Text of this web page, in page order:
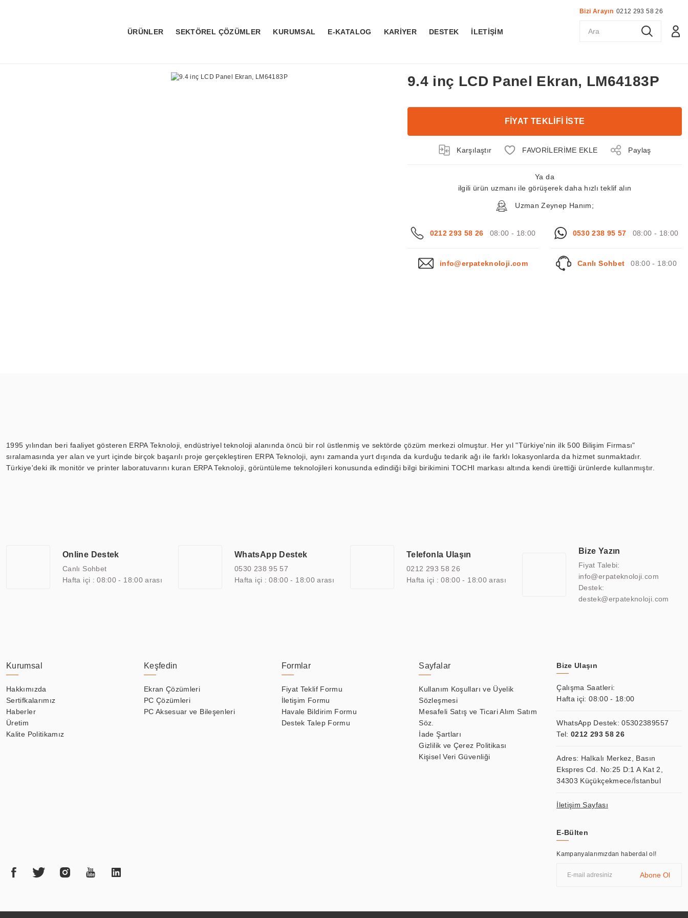
ÜRÜNLER SEKTÖREL ÇÖZÜMLER KURUMSAL E-KATALOG KARİYER DESTEK İLETİŞİM
Bizi Arayın 0212 293 58 26
9.4 inç LCD Panel Ekran, LM64183P
FİYAT TEKLİFİ İSTE
Karşılaştır Paylaş
Ya da
ilgili ürün uzmanı ile görüşerek daha hızlı teklif alın
Uzman Zeynep Hanım;
0212 293 58 26 08:00 - 18:00 0530 238 95 57 08:00 - 18:00
info@erpateknoloji.com Canlı Sohbet 08:00 - 18:00
1995 yılından beri faaliyet gösteren ERPA Teknoloji, endüstriyel teknoloji alanında öncü bir rol üstlenmiş ve sektörde çözüm merkezi olmuştur. Her yıl "Türkiye'nin ilk 500 Bilişim Firması"
sıralamasında yer alan ve yurt içinde birçok başarılı proje gerçekleştiren ERPA Teknoloji, aynı zamanda yurt dışında da kurduğu tedarik ağı ile farklı lokasyonlarda da hizmet sunmaktadır.
Türkiye'deki ilk monitör ve printer laboratuvarını kuran ERPA Teknoloji, görüntüleme teknolojileri konusunda edindiği bilgi birikimini TOCHI markası altında kendi ürettiği ürünlerde kullanmıştır.
arasında yer almaktadır. ERPA Teknoloji, uluslararası standartlarda kalite belgelerine ve sertifikalara sahip olup, etik değerlere bağlı bir şekilde hareket etmektedir. Kaliteli ekipmanı, uzman kadroları,
yılların getirdiği bilgi ve tecrübe ile birleştiren ERPA Teknoloji, özel çözümleri ile iş ortaklarının öne çıkmasına ve sürekli gelişimine katkı sağlamaktadır.
Online Destek
Canlı Sohbet
Hafta içi : 08:00 - 18:00 arası
WhatsApp Destek
0530 238 95 57
Hafta içi : 08:00 - 18:00 arası
Telefonla Ulaşın
0212 293 58 26
Hafta içi : 08:00 - 18:00 arası
Bize Yazın
Fiyat Talebi:
info@erpateknoloji.com
Destek:
destek@erpateknoloji.com
Kurumsal
Hakkımızda
Sertifkalarımız
Haberler
Üretim
Kalite Politikamız
Keşfedin
Ekran Çözümleri
PC Çözümleri
PC Aksesuar ve Bileşenleri
Formlar
Fiyat Teklif Formu
İletişim Formu
Havale Bildirim Formu
Destek Talep Formu
Sayfalar
Kullanım Koşulları ve Üyelik
Sözleşmesi
Mesafeli Satış ve Ticari Alım Satım
Söz.
İade Şartları
Gizlilik ve Çerez Politikası
Kişisel Veri Güvenliği
Bize Ulaşın
Çalışma Saatleri:
Hafta içi: 08:00 - 18:00
WhatsApp Destek:05302389557
Tel: 0212 293 58 26
Adres: Halkalı Merkez, Basın
Ekspres Cd. No:25 D:1 A Kat 2,
34303 Küçükçekmece/İstanbul
İletişim Sayfası
E-Bülten
Kampanyalarımızdan haberdal ol!
Abone Ol